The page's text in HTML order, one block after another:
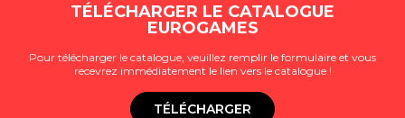
TÉLÉCHARGER LE CATALOGUE
EUROGAMES
Pour télécharger le catalogue, veuillez remplir le formulaire et vous
recevrez immédiatement le lien vers le catalogue !
TÉLÉCHARGER